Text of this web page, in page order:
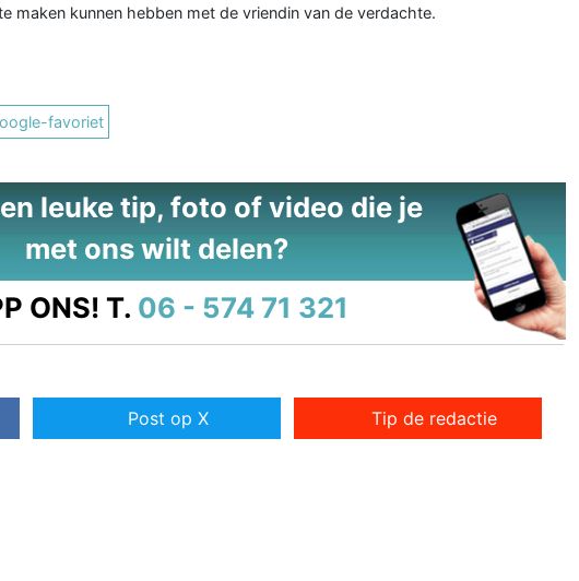
maken kunnen hebben met de vriendin van de verdachte.
favoriet
leuke tip, foto of video die je
met ons wilt delen?
ONS! T. 06 - 574 71 321
Post op X Tip de redactie